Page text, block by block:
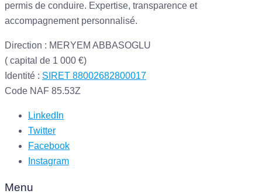
permis de conduire. Expertise, transparence et
accompagnement personnalisé.
Direction : MERYEM ABBASOGLU
( capital de 1 000 €)
Identité : SIRET 88002682800017
Code NAF 85.53Z
LinkedIn
Twitter
Facebook
Instagram
Menu